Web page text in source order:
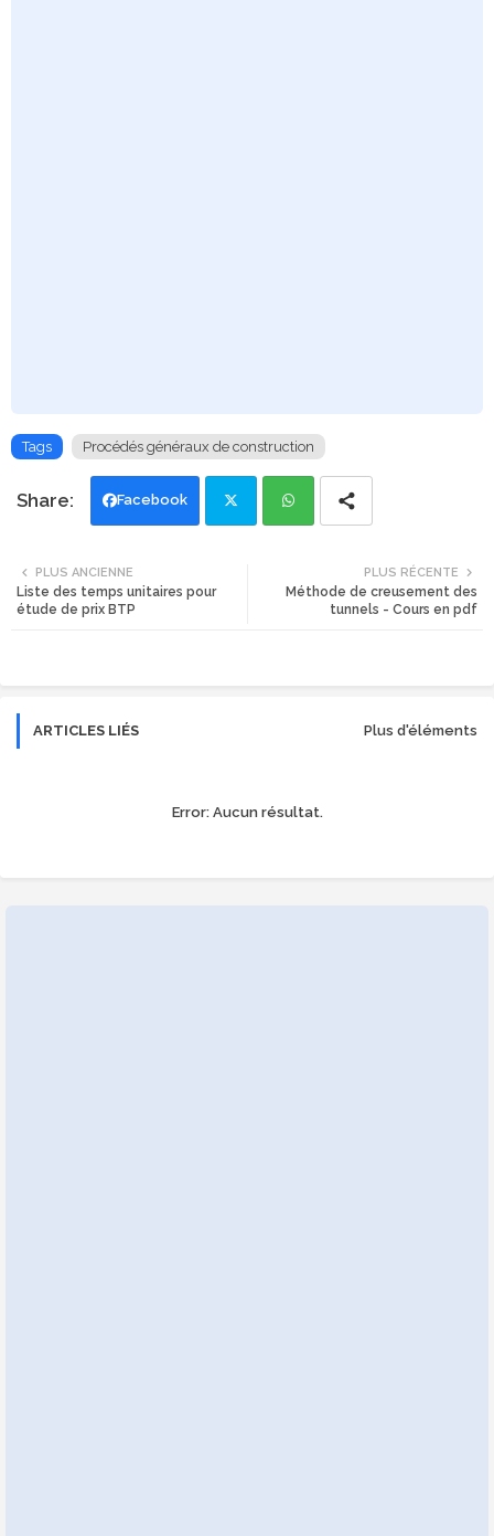
Tags Procédés généraux de construction
Facebook
ats
PLUS RÉCENTE
Méthode de creusement des
tunnels - Cours en pdf
PLUS ANCIENNE
Liste des temps unitaires pour
étude de prix BTP
ARTICLES LIÉS Plus d'éléments
Error:Aucun résultat.